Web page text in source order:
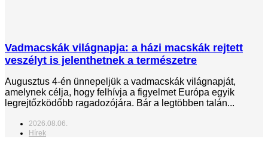
Vadmacskák világnapja: a házi macskák rejtett
veszélyt is jelenthetnek a természetre
Augusztus 4-én ünnepeljük a vadmacskák világnapját,
amelynek célja, hogy felhívja a figyelmet Európa egyik
legrejtőzködőbb ragadozójára. Bár a legtöbben talán...
2026.08.06.
Hírek